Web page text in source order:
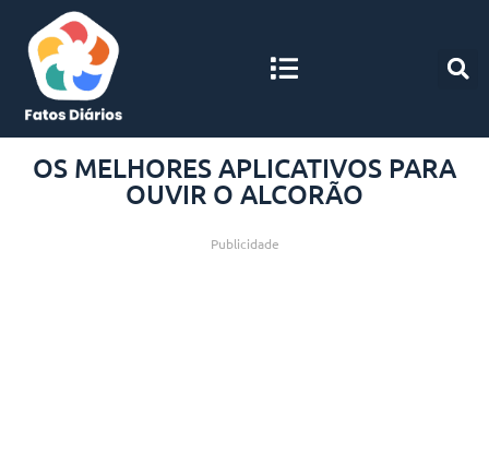
OS MELHORES APLICATIVOS PARA
OUVIR O ALCORÃO
Publicidade